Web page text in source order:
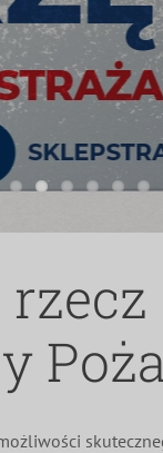
DOWIEDZ SIĘ